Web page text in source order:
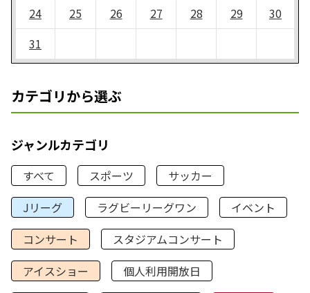
24
25 26 27 28 29
30
31
カテゴリから選ぶ
ジャンルカテゴリ
すべて スポーツ
サッカー
Jリーグ
ラグビーリーグワン
イベント
コンサート
スタジアムコンサート
アイスショー
個人利用開放日